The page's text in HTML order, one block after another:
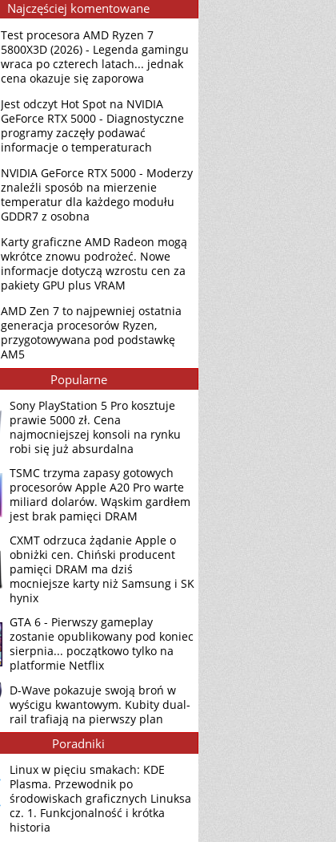
Najczęściej komentowane
Test procesora AMD Ryzen 7
5800X3D (2026) - Legenda gamingu
wraca po czterech latach... jednak
cena okazuje się zaporowa
Jest odczyt Hot Spot na NVIDIA
GeForce RTX 5000 - Diagnostyczne
programy zaczęły podawać
informacje o temperaturach
NVIDIA GeForce RTX 5000 - Moderzy
znaleźli sposób na mierzenie
temperatur dla każdego modułu
GDDR7 z osobna
Karty graficzne AMD Radeon mogą
wkrótce znowu podrożeć. Nowe
informacje dotyczą wzrostu cen za
pakiety GPU plus VRAM
AMD Zen 7 to najpewniej ostatnia
generacja procesorów Ryzen,
przygotowywana pod podstawkę
AM5
Popularne
Sony PlayStation 5 Pro kosztuje
prawie 5000 zł. Cena
najmocniejszej konsoli na rynku
robi się już absurdalna
TSMC trzyma zapasy gotowych
procesorów Apple A20 Pro warte
miliard dolarów. Wąskim gardłem
jest brak pamięci DRAM
CXMT odrzuca żądanie Apple o
obniżki cen. Chiński producent
pamięci DRAM ma dziś
mocniejsze karty niż Samsung i SK
hynix
GTA 6 - Pierwszy gameplay
zostanie opublikowany pod koniec
sierpnia... początkowo tylko na
platformie Netflix
D-Wave pokazuje swoją broń w
wyścigu kwantowym. Kubity dual-
rail trafiają na pierwszy plan
Poradniki
Linux w pięciu smakach: KDE
Plasma. Przewodnik po
środowiskach graficznych Linuksa
cz. 1. Funkcjonalność i krótka
historia